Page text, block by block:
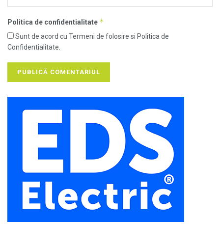
Politica de confidentialitate *
Sunt de acord cu Termeni de folosire si Politica de
Confidentialitate.